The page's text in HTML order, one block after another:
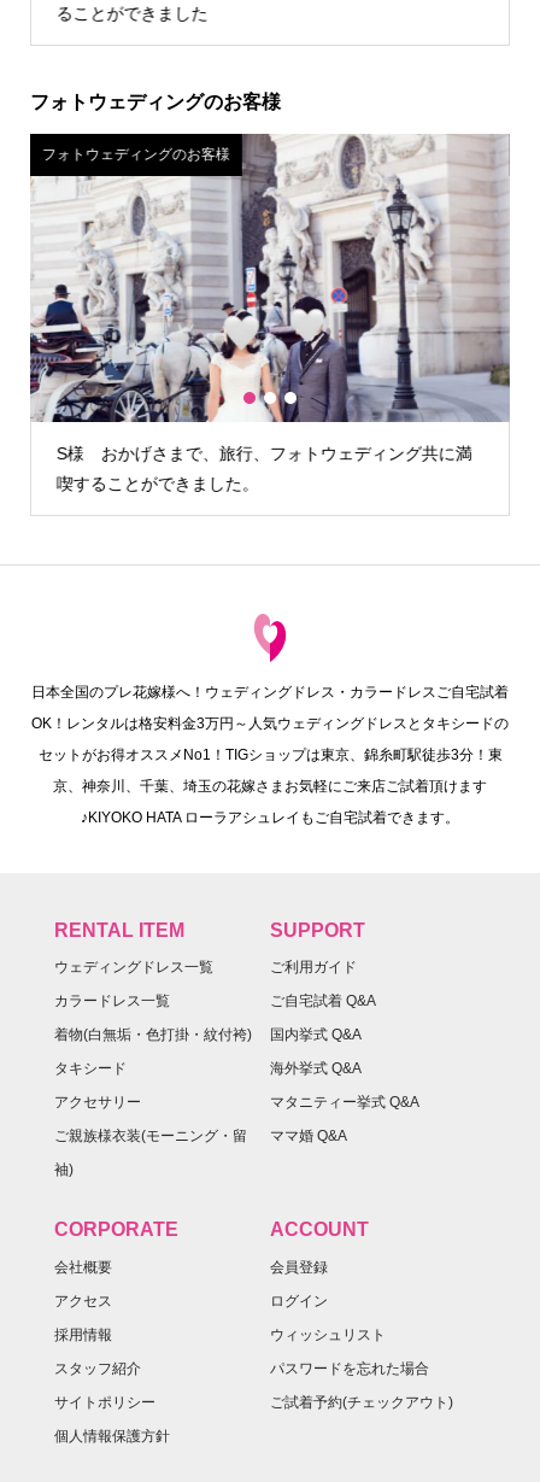
試着できお値段含めてこちらに決めました。
フォトウェディングのお客様
H様 カメラマンさんが雨の降らない時間を見計らって外
でも写真を撮る…
フォトウェディングのお客様
1 2 3
日本全国のプレ花嫁様へ！ウェディングドレス・カラードレスご自宅試着
OK！レンタルは格安料金3万円～人気ウェディングドレスとタキシードの
セットがお得オススメNo1！TIGショップは東京、錦糸町駅徒歩3分！東
京、神奈川、千葉、埼玉の花嫁さまお気軽にご来店ご試着頂けます
♪KIYOKO HATA ローラアシュレイもご自宅試着できます。
RENTAL ITEM
ウェディングドレス一覧
カラードレス一覧
着物(白無垢・色打掛・紋付袴)
タキシード
アクセサリー
ご親族様衣装(モーニング・留
袖)
SUPPORT
ご利用ガイド
ご自宅試着 Q&A
国内挙式 Q&A
海外挙式 Q&A
マタニティー挙式 Q&A
ママ婚 Q&A
CORPORATE
会社概要
アクセス
採用情報
スタッフ紹介
サイトポリシー
個人情報保護方針
ACCOUNT
会員登録
ログイン
ウィッシュリスト
パスワードを忘れた場合
ご試着予約(チェックアウト)